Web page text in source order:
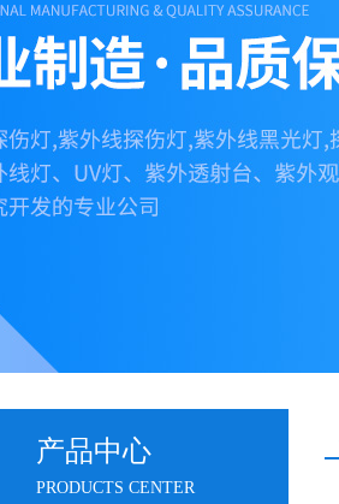
产品中心
PRODUCTS CENTER